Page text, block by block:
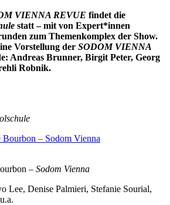
VIENNA REVUE findet die
statt – mit von Expert*innen
zum Themenkomplex der Show.
Vorstellung der SODOM VIENNA
Andreas Brunner, Birgit Peter, Georg
Robnik.
– Sodom Vienna
Lee, Denise Palmieri, Stefanie Sourial,